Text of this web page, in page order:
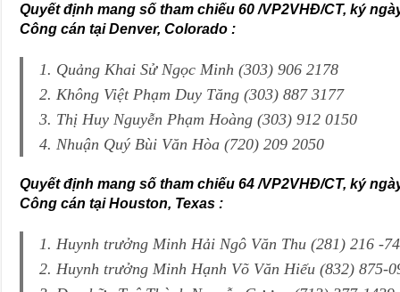
Quyết định mang số tham chiếu 60 /VP2VHĐ/CT, ký
Công cán tại Denver, Colorado :
1. Quảng Khai Sử Ngọc Minh (303) 906 2178
2. Không Việt Phạm Duy Tăng (303) 887 3177
3. Thị Huy Nguyễn Phạm Hoàng (303) 912 0150
4. Nhuận Quý Bùi Văn Hòa (720) 209 2050
Quyết định mang số tham chiếu 64 /VP2VHĐ/CT, ký
Công cán tại Houston, Texas :
1. Huynh trưởng Minh Hải Ngô Văn Thu (281) 216 -
2. Huynh trưởng Minh Hạnh Võ Văn Hiếu (832) 875-